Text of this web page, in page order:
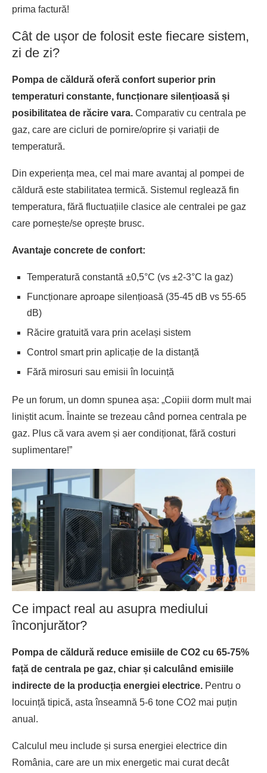
prima factură!
Cât de ușor de folosit este fiecare sistem,
zi de zi?
Pompa de căldură oferă confort superior prin
temperaturi constante, funcționare silențioasă și
posibilitatea de răcire vara. Comparativ cu centrala pe
gaz, care are cicluri de pornire/oprire și variații de
temperatură.
Din experiența mea, cel mai mare avantaj al pompei de
căldură este stabilitatea termică. Sistemul reglează fin
temperatura, fără fluctuațiile clasice ale centralei pe gaz
care pornește/se oprește brusc.
Avantaje concrete de confort:
Temperatură constantă ±0,5°C (vs ±2-3°C la gaz)
Funcționare aproape silențioasă (35-45 dB vs 55-65
dB)
Răcire gratuită vara prin același sistem
Control smart prin aplicație de la distanță
Fără mirosuri sau emisii în locuință
Pe un forum, un domn spunea așa: „Copiii dorm mult mai
liniștit acum. Înainte se trezeau când pornea centrala pe
gaz. Plus că vara avem și aer condiționat, fără costuri
suplimentare!”
Ce impact real au asupra mediului
înconjurător?
Pompa de căldură reduce emisiile de CO2 cu 65-75%
față de centrala pe gaz, chiar și calculând emisiile
indirecte de la producția energiei electrice. Pentru o
locuință tipică, asta înseamnă 5-6 tone CO2 mai puțin
anual.
Calculul meu include și sursa energiei electrice din
România, care are un mix energetic mai curat decât